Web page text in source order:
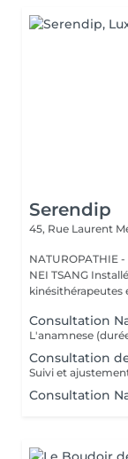
Serendip
45, Rue Laurent
NATUROPATHIE -
NEI TSANG Installée dans une maison paramédicale entouré de
kinésithérapeutes
Consultation
Consultation
Suivi et
Consultation